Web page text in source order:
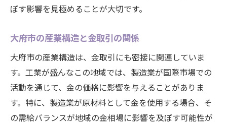
ぼす影響を見極めることが大切です。
大府市の産業構造と金取引の関係
大府市の産業構造は、金取引にも密接に関連していま
す。工業が盛んなこの地域では、製造業が国際市場での
活動を通じて、金の価格に影響を与えることがありま
す。特に、製造業が原材料として金を使用する場合、そ
の需給バランスが地域の金相場に影響を及ぼす可能性が